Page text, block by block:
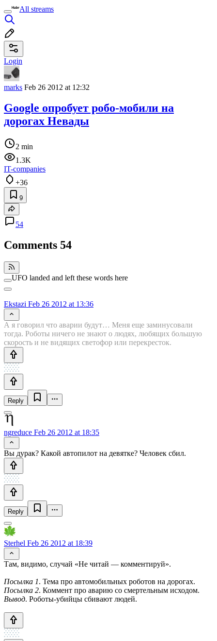
All streams
Login
marks Feb 26 2012 at 12:32
Google опробует робо-мобили на
дорогах Невады
2 min
1.3K
IT-companies
+36
9
54
Comments 54
UFO landed and left these words here
Ekstazi Feb 26 2012 at 13:36
А я говорил что аварии будут… Меня еще заминусовали
тогда. Роботы ничего не знают о людях, любящих большую
скорость и не видящих светофор или перекресток.
Reply
ngreduce Feb 26 2012 at 18:35
Вы дурак? Какой автопилот на девятке? Человек сбил.
Reply
Sterhel Feb 26 2012 at 18:39
Там, видимо, случай «Не читай — комментируй».
Посылка 1. Тема про автомобильных роботов на дорогах.
Посылка 2. Коммент про аварию со смертельным исходом.
Вывод. Роботы-убийцы сбивают людей.